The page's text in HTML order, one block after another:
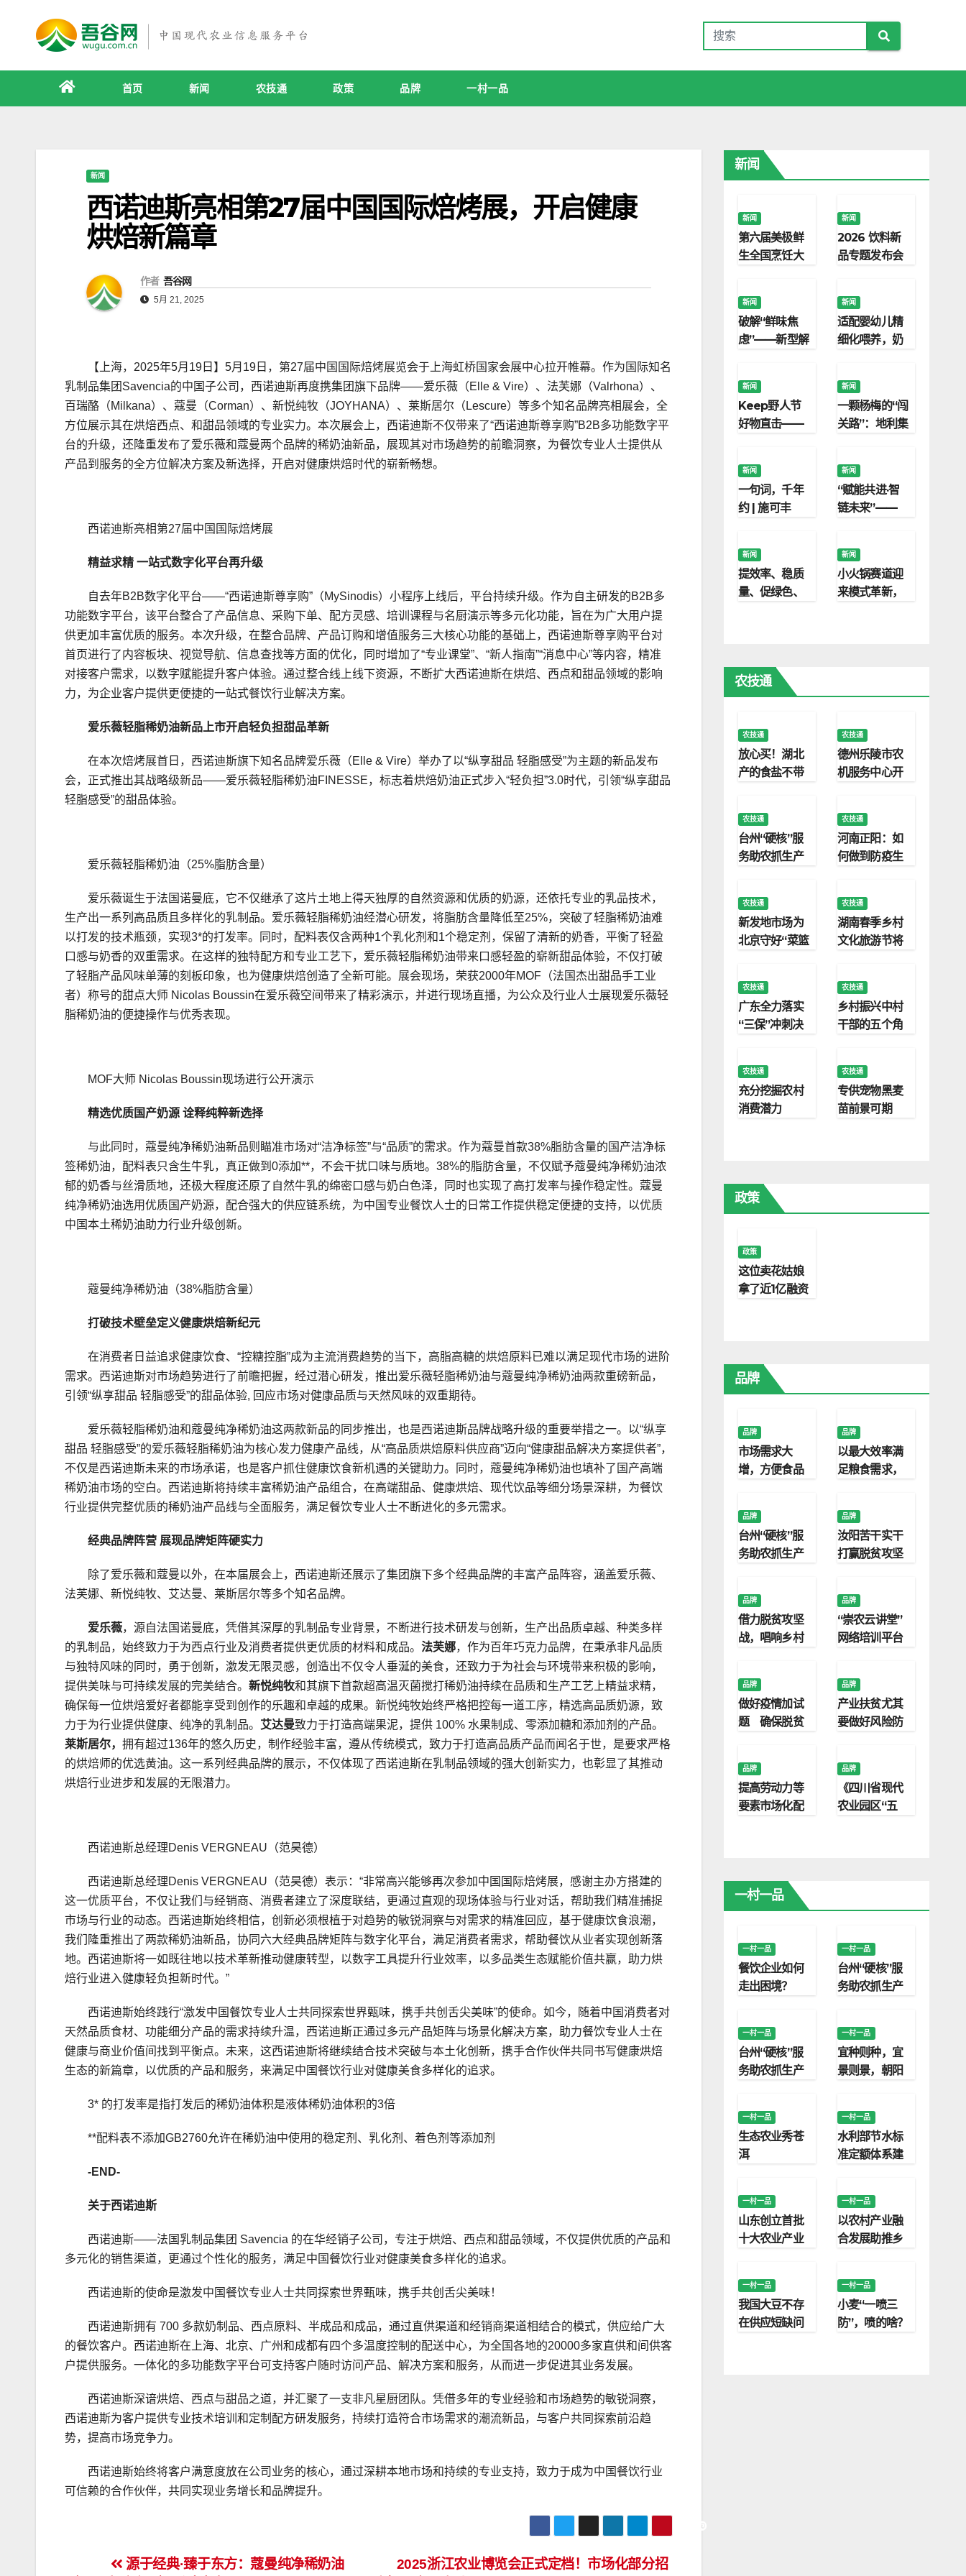
容
首页 新闻 农技通 政策 品牌 一村一品
新闻
西诺迪斯亮相第27届中国国际焙烤展，开启健康
烘焙新篇章
作者 吾谷网
5月 21, 2025
【上海，2025年5月19日】5月19日，第27届中国国际焙烤展览会于上海虹桥国家会展中心拉开帷幕。作为国际知名
乳制品集团Savencia的中国子公司，西诺迪斯再度携集团旗下品牌——爱乐薇（Elle & Vire）、法芙娜（Valrhona）、
百瑞酪（Milkana）、蔻曼（Corman）、新悦纯牧（JOYHANA）、莱斯居尔（Lescure）等多个知名品牌亮相展会，全
方位展示其在烘焙西点、和甜品领域的专业实力。本次展会上，西诺迪斯不仅带来了“西诺迪斯尊享购”B2B多功能数字平
台的升级，还隆重发布了爱乐薇和蔻曼两个品牌的稀奶油新品，展现其对市场趋势的前瞻洞察，为餐饮专业人士提供从
产品到服务的全方位解决方案及新选择，开启对健康烘焙时代的崭新畅想。
西诺迪斯亮相第27届中国国际焙烤展
精益求精 一站式数字化平台再升级
自去年B2B数字化平台——“西诺迪斯尊享购”（MySinodis）小程序上线后，平台持续升级。作为自主研发的B2B多
功能数字平台，该平台整合了产品信息、采购下单、配方灵感、培训课程与名厨演示等多元化功能，旨在为广大用户提
供更加丰富优质的服务。本次升级，在整合品牌、产品订购和增值服务三大核心功能的基础上，西诺迪斯尊享购平台对
首页进行了内容板块、视觉导航、信息查找等方面的优化，同时增加了“专业课堂”、“新人指南”“消息中心”等内容，精准
对接客户需求，以数字赋能提升客户体验。通过整合线上线下资源，不断扩大西诺迪斯在烘焙、西点和甜品领域的影响
力，为企业客户提供更便捷的一站式餐饮行业解决方案。
爱乐薇轻脂稀奶油新品 上市开启轻负担甜品革新
在本次焙烤展首日，西诺迪斯旗下知名品牌爱乐薇（Elle & Vire）举办了以“纵享甜品 轻脂感受”为主题的新品发布
会，正式推出其战略级新品——爱乐薇轻脂稀奶油FINESSE，标志着烘焙奶油正式步入“轻负担”3.0时代，引领“纵享甜品
轻脂感受”的甜品体验。
爱乐薇轻脂稀奶油（25%脂肪含量）
爱乐薇诞生于法国诺曼底，它不仅继承了这片土地上得天独厚的自然资源和优质的奶源，还依托专业的乳品技术，
生产出一系列高品质且多样化的乳制品。爱乐薇轻脂稀奶油经潜心研发，将脂肪含量降低至25%，突破了轻脂稀奶油难
以打发的技术瓶颈，实现3*的打发率。同时，配料表仅含两种1个乳化剂和1个稳定剂，保留了清新的奶香，平衡了轻盈
口感与奶香的双重需求。在这样的独特配方和专业工艺下，爱乐薇轻脂稀奶油带来口感轻盈的崭新甜品体验，不仅打破
了轻脂产品风味单薄的刻板印象，也为健康烘焙创造了全新可能。展会现场，荣获2000年MOF（法国杰出甜品手工业
者）称号的甜点大师 Nicolas Boussin在爱乐薇空间带来了精彩演示，并进行现场直播，为公众及行业人士展现爱乐薇轻
脂稀奶油的便捷操作与优秀表现。
MOF大师 Nicolas Boussin现场进行公开演示
精选优质国产奶源 诠释纯粹新选择
与此同时，蔻曼纯净稀奶油新品则瞄准市场对“洁净标签”与“品质”的需求。作为蔻曼首款38%脂肪含量的国产洁净标
签稀奶油，配料表只含生牛乳，真正做到0添加**，不会干扰口味与质地。38%的脂肪含量，不仅赋予蔻曼纯净稀奶油浓
郁的奶香与丝滑质地，还极大程度还原了自然牛乳的绵密口感与奶白色泽，同时也实现了高打发率与操作稳定性。蔻曼
纯净稀奶油选用优质国产奶源，配合强大的供应链系统，为中国专业餐饮人士的日常工作提供稳定便捷的支持，以优质
中国本土稀奶油助力行业升级创新。
蔻曼纯净稀奶油（38%脂肪含量）
打破技术壁垒定义健康烘焙新纪元
在消费者日益追求健康饮食、“控糖控脂”成为主流消费趋势的当下，高脂高糖的烘焙原料已难以满足现代市场的进阶
需求。西诺迪斯对市场趋势进行了前瞻把握，经过潜心研发，推出爱乐薇轻脂稀奶油与蔻曼纯净稀奶油两款重磅新品，
引领“纵享甜品 轻脂感受”的甜品体验, 回应市场对健康品质与天然风味的双重期待。
爱乐薇轻脂稀奶油和蔻曼纯净稀奶油这两款新品的同步推出，也是西诺迪斯品牌战略升级的重要举措之一。以“纵享
甜品 轻脂感受”的爱乐薇轻脂稀奶油为核心发力健康产品线，从“高品质烘焙原料供应商”迈向“健康甜品解决方案提供者”，
不仅是西诺迪斯未来的市场承诺，也是客户抓住健康饮食新机遇的关键助力。同时，蔻曼纯净稀奶油也填补了国产高端
稀奶油市场的空白。西诺迪斯将持续丰富稀奶油产品组合，在高端甜品、健康烘焙、现代饮品等细分场景深耕，为餐饮
行业提供完整优质的稀奶油产品线与全面服务，满足餐饮专业人士不断进化的多元需求。
经典品牌阵营 展现品牌矩阵硬实力
除了爱乐薇和蔻曼以外，在本届展会上，西诺迪斯还展示了集团旗下多个经典品牌的丰富产品阵容，涵盖爱乐薇、
法芙娜、新悦纯牧、艾达曼、莱斯居尔等多个知名品牌。
爱乐薇，源自法国诺曼底，凭借其深厚的乳制品专业背景，不断进行技术研发与创新，生产出品质卓越、种类多样
的乳制品，始终致力于为西点行业及消费者提供更优质的材料和成品。 法芙娜，作为百年巧克力品牌，在秉承非凡品质
与独特风味的同时，勇于创新，激发无限灵感，创造出不仅令人垂涎的美食，还致力于为社会与环境带来积极的影响，
提供美味与可持续发展的完美结合。 新悦纯牧和其旗下首款超高温灭菌搅打稀奶油持续在品质和生产工艺上精益求精，
确保每一位烘焙爱好者都能享受到创作的乐趣和卓越的成果。新悦纯牧始终严格把控每一道工序，精选高品质奶源，致
力于为行业提供健康、纯净的乳制品。 艾达曼致力于打造高端果泥，提供 100% 水果制成、零添加糖和添加剂的产品。
莱斯居尔， 拥有超过136年的悠久历史，制作经验丰富，遵从传统模式，致力于打造高品质产品而闻名于世，是要求严格
的烘焙师的优选黄油。这一系列经典品牌的展示，不仅体现了西诺迪斯在乳制品领域的强大创新实力，也彰显了其推动
烘焙行业进步和发展的无限潜力。
西诺迪斯总经理Denis VERGNEAU（范昊德）
西诺迪斯总经理Denis VERGNEAU（范昊德）表示：“非常高兴能够再次参加中国国际焙烤展，感谢主办方搭建的
这一优质平台，不仅让我们与经销商、消费者建立了深度联结，更通过直观的现场体验与行业对话，帮助我们精准捕捉
市场与行业的动态。西诺迪斯始终相信，创新必须根植于对趋势的敏锐洞察与对需求的精准回应，基于健康饮食浪潮，
我们隆重推出了两款稀奶油新品，协同六大经典品牌矩阵与数字化平台，满足消费者需求，帮助餐饮从业者实现创新落
地。西诺迪斯将一如既往地以技术革新推动健康转型，以数字工具提升行业效率，以多品类生态赋能价值共赢，助力烘
焙行业进入健康轻负担新时代。”
西诺迪斯始终践行“激发中国餐饮专业人士共同探索世界甄味，携手共创舌尖美味”的使命。如今，随着中国消费者对
天然品质食材、功能细分产品的需求持续升温，西诺迪斯正通过多元产品矩阵与场景化解决方案，助力餐饮专业人士在
健康与商业价值间找到平衡点。未来，这西诺迪斯将继续结合技术突破与本土化创新，携手合作伙伴共同书写健康烘焙
生态的新篇章，以优质的产品和服务，来满足中国餐饮行业对健康美食多样化的追求。
3* 的打发率是指打发后的稀奶油体积是液体稀奶油体积的3倍
**配料表不添加GB2760允许在稀奶油中使用的稳定剂、乳化剂、着色剂等添加剂
-END-
关于西诺迪斯
西诺迪斯——法国乳制品集团 Savencia 的在华经销子公司，专注于烘焙、西点和甜品领域，不仅提供优质的产品和
多元化的销售渠道，更通过个性化的服务，满足中国餐饮行业对健康美食多样化的追求。
西诺迪斯的使命是激发中国餐饮专业人士共同探索世界甄味，携手共创舌尖美味！
西诺迪斯拥有 700 多款奶制品、西点原料、半成品和成品，通过直供渠道和经销商渠道相结合的模式，供应给广大
的餐饮客户。西诺迪斯在上海、北京、广州和成都有四个多温度控制的配送中心，为全国各地的20000多家直供和间供客
户提供服务。一体化的多功能数字平台可支持客户随时访问产品、解决方案和服务，从而进一步促进其业务发展。
西诺迪斯深谙烘焙、西点与甜品之道，并汇聚了一支非凡星厨团队。凭借多年的专业经验和市场趋势的敏锐洞察，
西诺迪斯为客户提供专业技术培训和定制配方研发服务，持续打造符合市场需求的潮流新品，与客户共同探索前沿趋
势，提高市场竞争力。
西诺迪斯始终将客户满意度放在公司业务的核心，通过深耕本地市场和持续的专业支持，致力于成为中国餐饮行业
可信赖的合作伙伴，共同实现业务增长和品牌提升。
2025浙江农业博览会正式定档！市场化部分招
源于经典·臻于东方：蔻曼纯净稀奶油
新闻
新闻
第六届美极鲜
生全国烹饪大
店打造爆款旺
菜
新闻
2026 饮料新
品专题发布会
破局思路
新闻
破解“鲜味焦
虑”——新型解
效与配方升级
新闻
适配婴幼儿精
细化喂养，奶
安心辅食
新闻
Keep野人节
好物直击——
嘴馋焦虑！
新闻
一颗杨梅的“闯
关路”：地利集
线
新闻
一句词，千年
约 | 施可丰
视
新闻
“赋能共进·智
链未来”——
研讨会在京举
行
新闻
提效率、稳质
量、促绿色、
展
新闻
小火锅赛道迎
来模式革新，
农技通
农技通
放心买！湖北
产的食盐不带
农技通
德州乐陵市农
机服务中心开
农技通
台州“硬核”服
务助农抓生产
农技通
河南正阳：如
何做到防疫生
农技通
新发地市场为
北京守好“菜篮
农技通
湖南春季乡村
文化旅游节将
农技通
广东全力落实
“三保”冲刺决
农技通
乡村振兴中村
干部的五个角
农技通
充分挖掘农村
消费潜力
农技通
专供宠物黑麦
苗前景可期
政策
政策
这位卖花姑娘
拿了近1亿融资
花(精)
品牌
品牌
市场需求大
增，方便食品
品牌
以最大效率满
足粮食需求，
多人看到
品牌
台州“硬核”服
务助农抓生产
品牌
汝阳苦干实干
打赢脱贫攻坚
品牌
借力脱贫攻坚
战，唱响乡村
品牌
“崇农云讲堂”
网络培训平台
品牌
做好疫情加试
题 确保脱贫
品牌
产业扶贫尤其
要做好风险防
品牌
提高劳动力等
要素市场化配
品牌
《四川省现代
农业园区“五
一村一品
一村一品
餐饮企业如何
走出困境？
一村一品
台州“硬核”服
务助农抓生产
一村一品
台州“硬核”服
务助农抓生产
一村一品
宜种则种，宜
景则景，朝阳
本农田
一村一品
生态农业秀苍
洱
一村一品
水利部节水标
准定额体系建
一村一品
山东创立首批
十大农业产业
一村一品
以农村产业融
合发展助推乡
一村一品
我国大豆不存
在供应短缺问
一村一品
小麦“一喷三
防”，喷的啥？